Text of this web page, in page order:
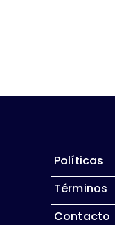
Políticas
Términos
Contacto